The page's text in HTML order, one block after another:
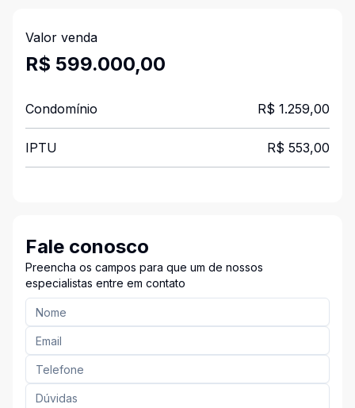
Valor venda
R$ 599.000,00
Condomínio R$ 1.259,00
IPTU R$ 553,00
Fale conosco
Preencha os campos para que um de nossos
especialistas entre em contato